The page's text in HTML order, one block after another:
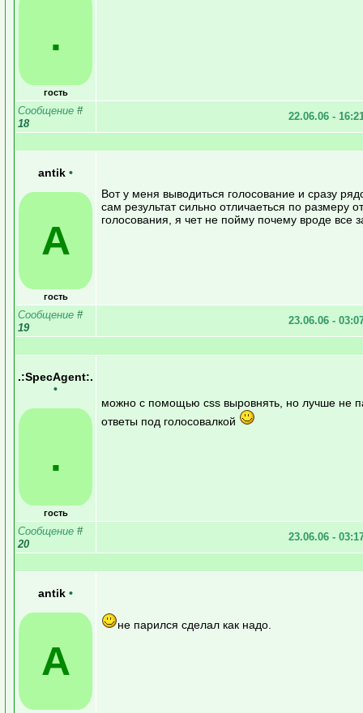
.
гость
Сообщение #
18
22.06.06 -
antik •
A
гость
Вот у меня выводиться голосование и сразу
сам результат сильно отличаеться по размеру
голосования, я чет не пойму почему вроде все
Сообщение #
19
23.06.06 -
.:SpecAgent:.
•
.
гость
можно с помощью css выровнять, но лучше не
ответы под голосовалкой
Сообщение #
20
23.06.06 -
antik •
A
не парился сделал как надо.